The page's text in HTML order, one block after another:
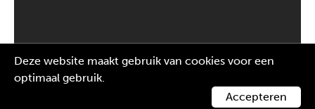
Deze website maakt gebruik van cookies voor een
optimaal gebruik.
Accepteren
BESTEL ONLINE
2026 MR. GEORGES | BE 0687573612 | ALGEMENE
VOORWAARDEN